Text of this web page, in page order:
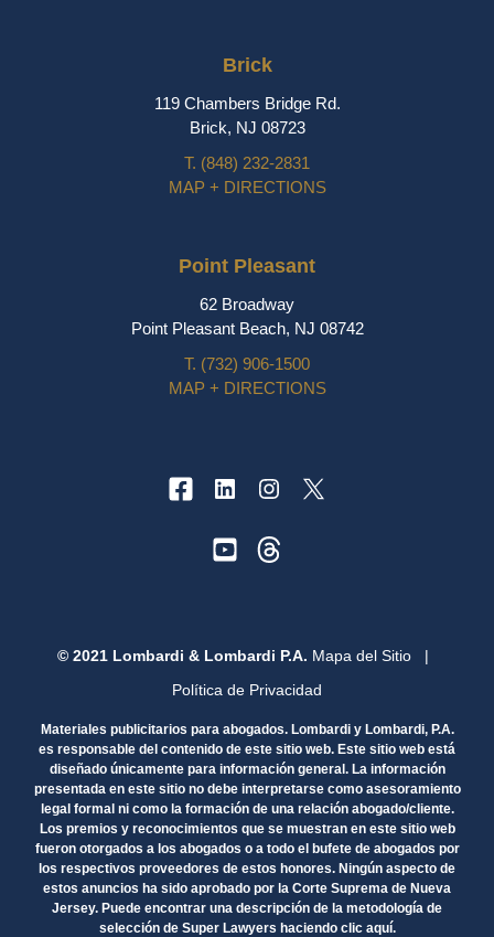
Brick
119 Chambers Bridge Rd.
Brick, NJ 08723
T. (848) 232-2831
MAP + DIRECTIONS
Point Pleasant
62 Broadway
Point Pleasant Beach, NJ 08742
T. (732) 906-1500
MAP + DIRECTIONS
© 2021 Lombardi & Lombardi P.A. Mapa del Sitio
|
Política de Privacidad
Materiales publicitarios para abogados. Lombardi y Lombardi, P.A.
es responsable del contenido de este sitio web. Este sitio web está
diseñado únicamente para información general. La información
presentada en este sitio no debe interpretarse como asesoramiento
legal formal ni como la formación de una relación abogado/cliente.
Los premios y reconocimientos que se muestran en este sitio web
fueron otorgados a los abogados o a todo el bufete de abogados por
los respectivos proveedores de estos honores. Ningún aspecto de
estos anuncios ha sido aprobado por la Corte Suprema de Nueva
Jersey. Puede encontrar una descripción de la metodología de
selección de Super Lawyers haciendo clic aquí.